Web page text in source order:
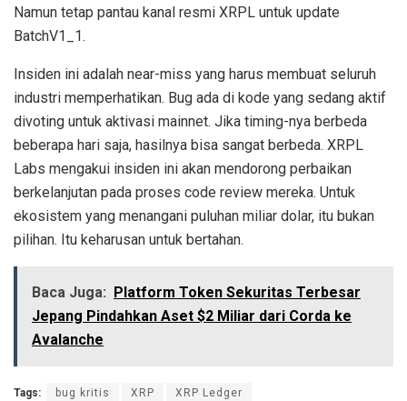
Namun tetap pantau kanal resmi XRPL untuk update
BatchV1_1.
Insiden ini adalah near-miss yang harus membuat seluruh
industri memperhatikan. Bug ada di kode yang sedang aktif
divoting untuk aktivasi mainnet. Jika timing-nya berbeda
beberapa hari saja, hasilnya bisa sangat berbeda. XRPL
Labs mengakui insiden ini akan mendorong perbaikan
berkelanjutan pada proses code review mereka. Untuk
ekosistem yang menangani puluhan miliar dolar, itu bukan
pilihan. Itu keharusan untuk bertahan.
Baca Juga:
Platform Token Sekuritas Terbesar
Jepang Pindahkan Aset $2 Miliar dari Corda ke
Avalanche
Tags: bug kritis XRP XRP Ledger